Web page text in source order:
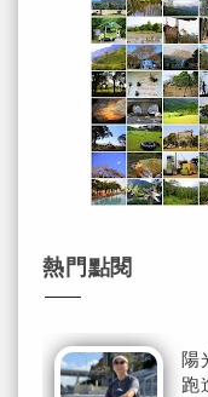
熱門點閱
陽
跑